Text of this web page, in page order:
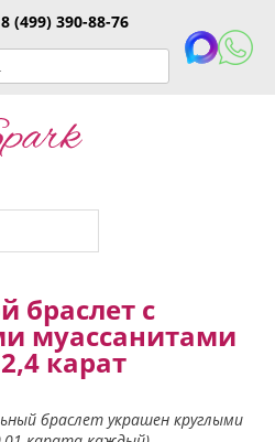
8 (499) 390-88-76
браслет с
муассанитами
карат
браслет украшен круглыми